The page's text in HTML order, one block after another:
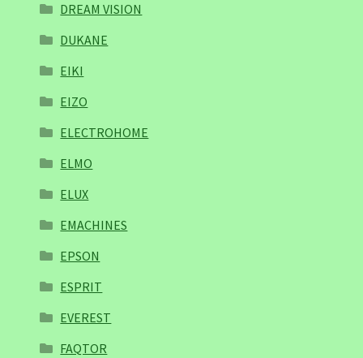
DREAM VISION
DUKANE
EIKI
EIZO
ELECTROHOME
ELMO
ELUX
EMACHINES
EPSON
ESPRIT
EVEREST
FAQTOR